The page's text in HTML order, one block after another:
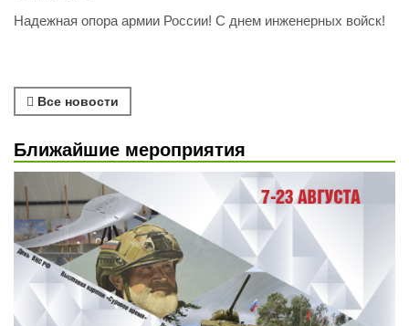
Надежная опора армии России! С днем инженерных войск!
Все новости
Ближайшие мероприятия